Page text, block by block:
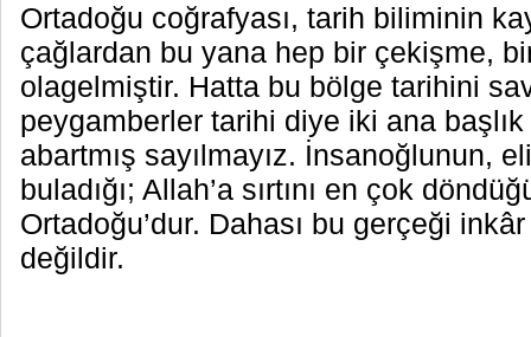
Ortadoğu coğrafyası, tarih biliminin
çağlardan bu yana hep bir çekişme,
olagelmiştir. Hatta bu bölge tarihini
peygamberler tarihi diye iki ana
abartmış sayılmayız. İnsanoğlunun,
buladığı; Allah’a sırtını en çok
Ortadoğu’dur. Dahası bu gerçeği
değildir.